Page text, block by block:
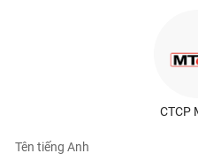
CTCP
Tên tiếng Anh